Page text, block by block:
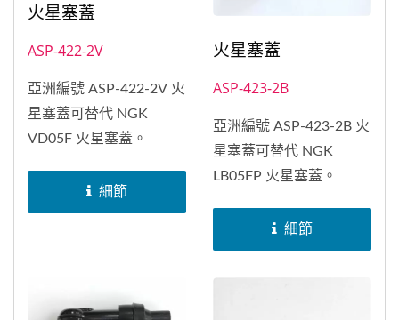
火星塞蓋
ASP-422-2V
亞洲編號 ASP-422-2V 火
星塞蓋可替代 NGK
VD05F 火星塞蓋。
細節
火星塞蓋
ASP-423-2B
亞洲編號 ASP-423-2B 火
星塞蓋可替代 NGK
LB05FP 火星塞蓋。
細節